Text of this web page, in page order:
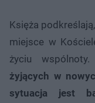
Księża
miejsce w
życiu wspólnoty.
żyjących w
sytuacja jest